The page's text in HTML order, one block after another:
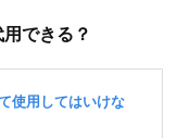
できる？